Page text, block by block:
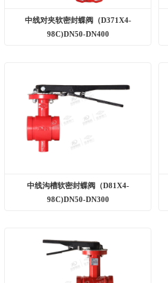
中线对夹软密封蝶阀（D371X4-
98C)DN50-DN400
中线沟槽软密封蝶阀（D81X4-
98C)DN50-DN300